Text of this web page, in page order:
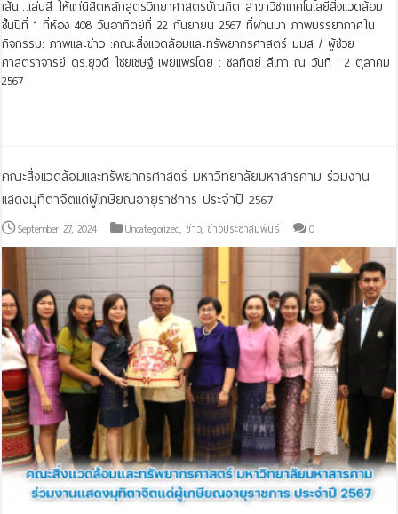
เส้น…เล่นสี ให้แก่นิสิตหลักสูตรวิทยาศาสตรบัณฑิต สาขาวิชาเทคโนโลยีสิ่งแวดล้อม
ชั้นปีที่ 1 ที่ห้อง 408 วันอาทิตย์ที่ 22 กันยายน 2567 ที่ผ่านมา ภาพบรรยากาศใน
กิจกรรม: ภาพและข่าว :คณะสิ่งแวดล้อมและทรัพยากรศาสตร์ มมส / ผู้ช่วย
ศาสตราจารย์ ดร.ยุวดี ไชยเชษฐ์ เผยแพร่โดย : ชลทิตย์ สีเทา ณ วันที่ : 2 ตุลาคม
2567
คณะสิ่งแวดล้อมและทรัพยากรศาสตร์ มหาวิทยาลัยมหาสารคาม ร่วมงาน
แสดงมุทิตาจิตแด่ผู้เกษียณอายุราชการ ประจำปี 2567
September 27, 2024 Uncategorized,ข่าว,ข่าวประชาสัมพันธ์ 0